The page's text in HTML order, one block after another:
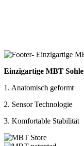
Einzigartige MBT Sohle
1. Anatomisch geformt
2. Sensor Technologie
3. Komfortable Stabilität